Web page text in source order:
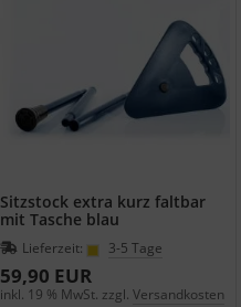
Sitzstock extra kurz faltbar
mit Tasche blau
Lieferzeit: 3-5 Tage
59,90 EUR
inkl. 19 % MwSt. zzgl. Versandkosten